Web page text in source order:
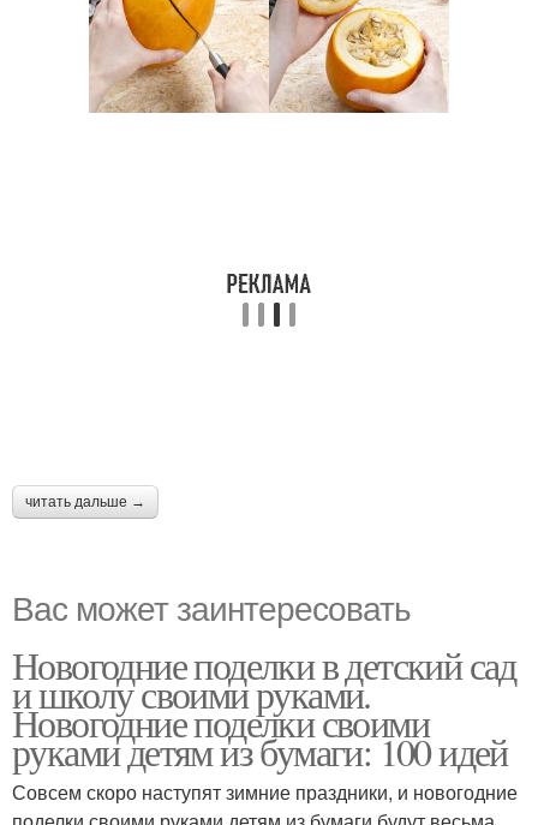
читать дальше →
Вас может заинтересовать
Новогодние поделки в детский сад
и школу своими руками.
Новогодние поделки своими
руками детям из бумаги: 100 идей
Совсем скоро наступят зимние праздники, и новогодние